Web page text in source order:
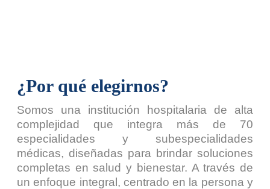
¿Por qué elegirnos?
Somos una institución hospitalaria de alta
complejidad que integra más de 70
especialidades y subespecialidades
médicas, diseñadas para brindar soluciones
completas en salud y bienestar. A través de
un enfoque integral, centrado en la persona y